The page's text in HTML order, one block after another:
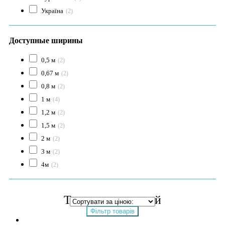
Україна (2)
Доступные ширины
0,5 м (2)
0,67 м (2)
0,8 м (2)
1 м (4)
1,2 м (2)
1,5 м (2)
2 м (2)
3 м (2)
4м (2)
Темно-коричневий
Фільтр товарів